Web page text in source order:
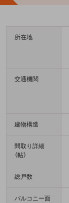
所在地
交通機関
建物構造
間取り詳細
（帖）
総戸数
バルコニー面